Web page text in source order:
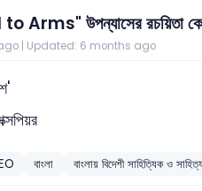
Arms" উপন্যাসের রচয়িতা
| Updated: 6 months ago
বাংলা বাংলায় বিদেশী সাহিত্যিক ও